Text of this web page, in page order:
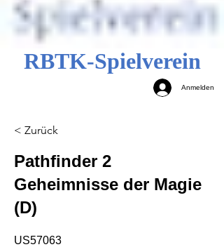
RBTK-Spielverein
Anmelden
< Zurück
Pathfinder 2
Geheimnisse der Magie
(D)
US57063